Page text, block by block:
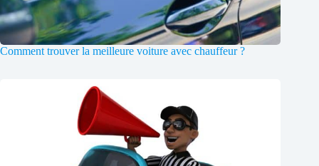
Comment trouver la meilleure voiture avec chauffeur ?